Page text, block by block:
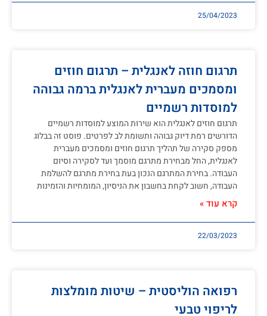
25/04/2023
תרגום חוזה לאנגלית – תרגום חוזים
ומסמכים מעברית לאנגלית ברמה גבוהה
למוסדות רשמיים
תרגום חוזים לאנגלית הוא שירות המוצע למוסדות רשמיים
הדורשים רמת דיוק גבוהה ותשומת לב לפרטים. פוסט זה בבלוג
מספק סקירה של תהליך תרגום חוזים ומסמכים מעברית
לאנגלית, החל מבחירת מתרגם מוסמך ועד לסקירה וסיום
העבודה. בחירת המתרגם הנכון בעת בחירת מתרגם להשלמת
העבודה, חשוב לקחת בחשבון את הניסיון, המומחיות והזמינות
קרא עוד »
22/03/2023
רפואה הוליסטית – שיטות מומלצות
לריפוי טבעי